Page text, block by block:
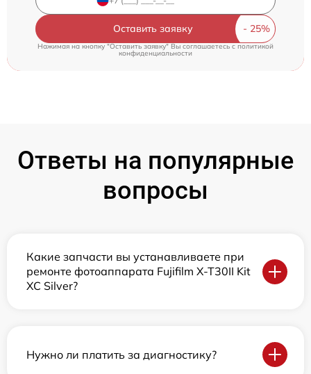
Оставить заявку
Нажимая на кнопку "Оставить заявку" Вы соглашаетесь c политикой
конфиденциальности
Ответы на популярные
вопросы
Какие запчасти вы устанавливаете при
ремонте фотоаппарата Fujifilm X-T30II Kit
XC Silver?
Нужно ли платить за диагностику?